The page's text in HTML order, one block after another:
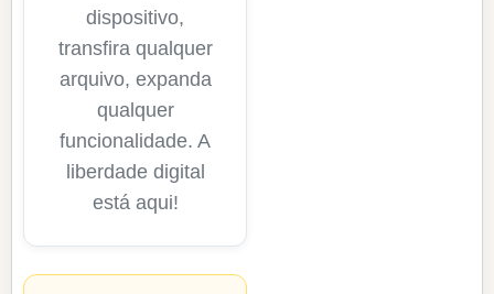
dispositivo,
transfira qualquer
arquivo, expanda
qualquer
funcionalidade. A
liberdade digital
está aqui!